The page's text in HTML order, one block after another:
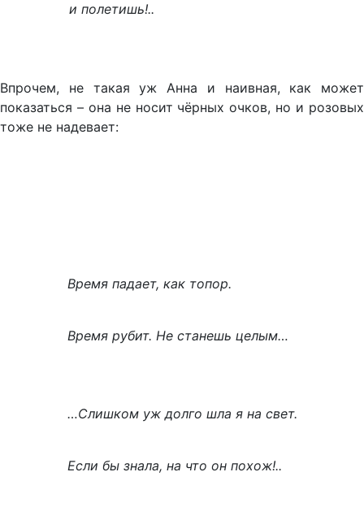
и полетишь!..
Впрочем, не такая уж Анна и наивная, как может
показаться – она не носит чёрных очков, но и розовых
тоже не надевает:
Время падает, как топор.
Время рубит. Не станешь целым…
…Слишком уж долго шла я на свет.
Если бы знала, на что он похож!..